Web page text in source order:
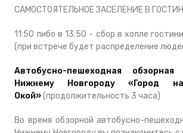
САМОСТОЯТЕЛЬНОЕ ЗАСЕЛЕНИЕ В
11:50 либо в 13:50 - сбор в холле
(при встрече будет распределение
Автобусно-пешеходная
Нижнему Новгороду «Город
Окой»(продолжительность 3 часа)
Во время обзорной автобусно-